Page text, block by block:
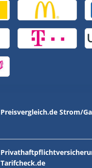
Preisvergleich.de Strom/
Tarifcheck.de